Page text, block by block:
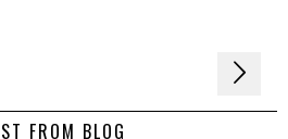
FROM BLOG